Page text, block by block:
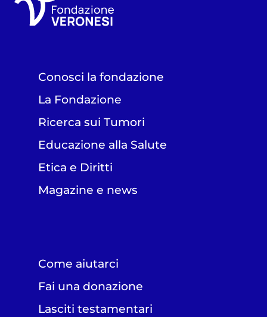
Conosci la fondazione
La Fondazione
Ricerca sui Tumori
Educazione alla Salute
Etica e Diritti
Magazine e news
Come aiutarci
Fai una donazione
Lasciti testamentari